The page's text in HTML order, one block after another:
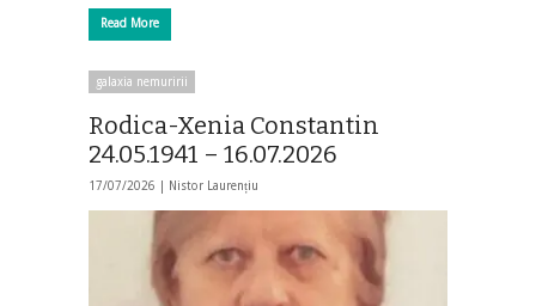
Read More
galaxia nemuririi
Rodica-Xenia Constantin
24.05.1941 – 16.07.2026
17/07/2026 | Nistor Laurențiu